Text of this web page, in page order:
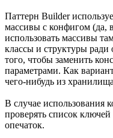
Паттерн Builder
массивы с конфигом
использовать массивы
классы и структуры ради
того, чтобы заменить
параметрами. Как
чего-нибудь из
В случае использования
проверять список
опечаток.